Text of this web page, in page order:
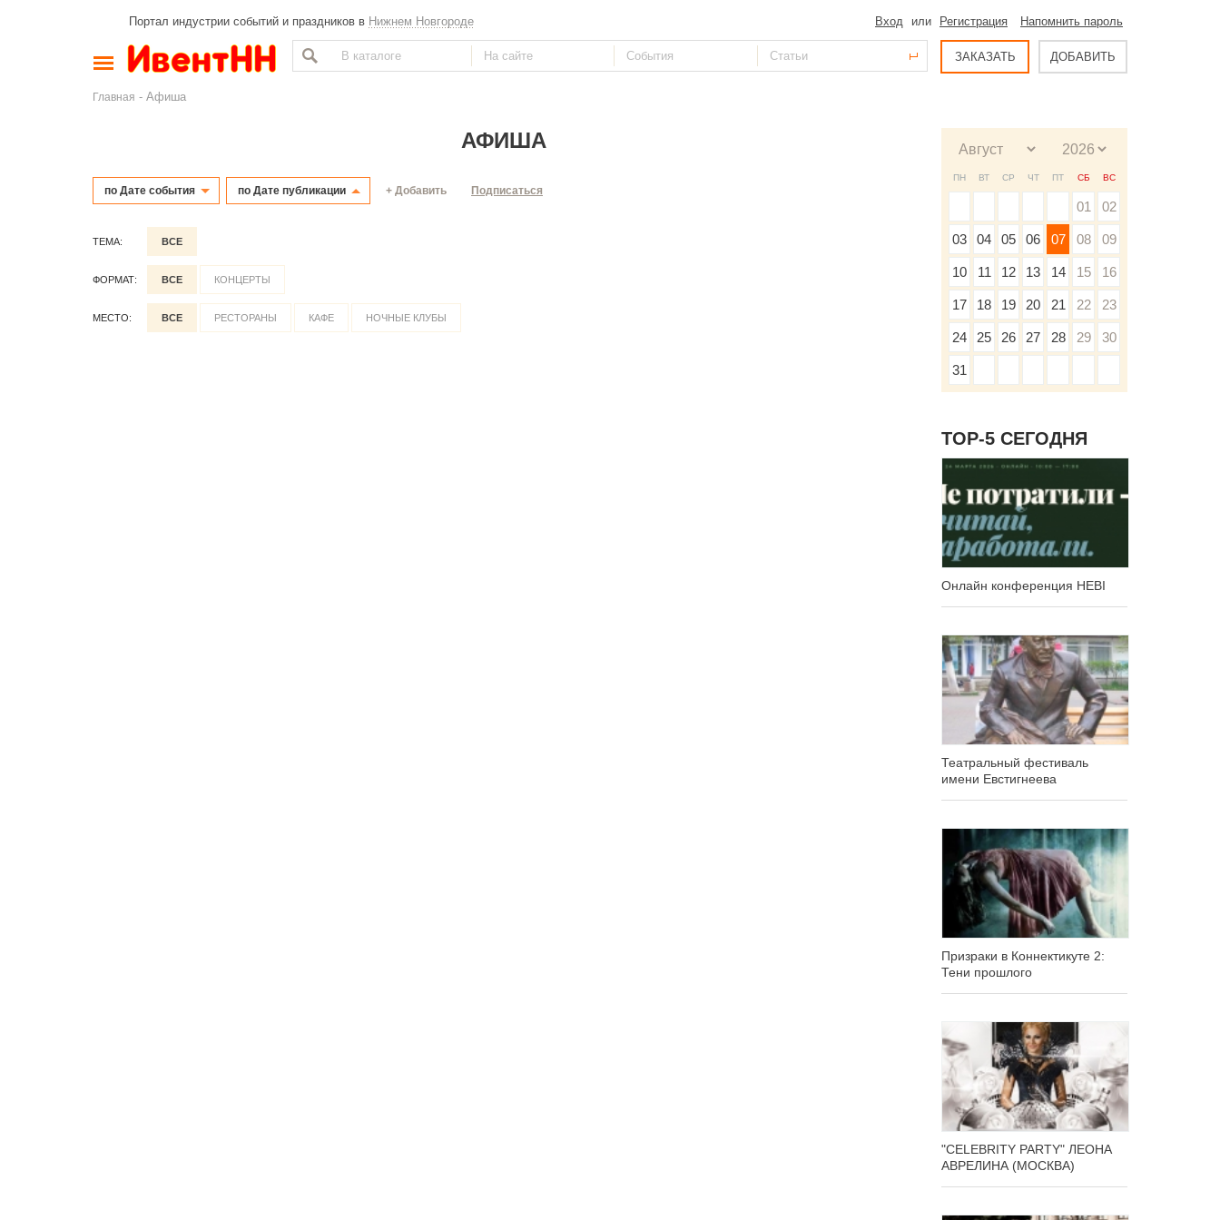
Портал индустрии событий и праздников в Нижнем Новгороде Вход или Регистрация Напомнить пароль
ЗАКАЗАТЬ ДОБАВИТЬ
Главная - Афиша
АФИША
по Дате события по Дате публикации + Добавить Подписаться
ТЕМА: ВСЕ
ФОРМАТ: ВСЕ КОНЦЕРТЫ
МЕСТО: ВСЕ РЕСТОРАНЫ КАФЕ НОЧНЫЕ КЛУБЫ
ПН ВТ СР ЧТ ПТ СБ ВС
01 02
03 04 05 06 07 08 09
10 11 12 13 14 15 16
17 18 19 20 21 22 23
24 25 26 27 28 29 30
31
ТОР-5 СЕГОДНЯ
Онлайн конференция HEBI
Театральный фестиваль
имени Евстигнеева
Призраки в Коннектикуте 2:
Тени прошлого
"CELEBRITY PARTY" ЛЕОНА
АВРЕЛИНА (МОСКВА)